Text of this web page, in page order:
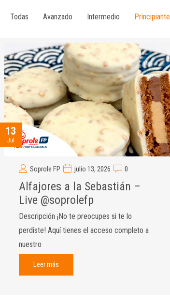
Todas Avanzado Intermedio Principiante
13
Jul
Soprole FP julio 13, 2026 0
Alfajores a la Sebastián –
Live @soprolefp
Descripción ¡No te preocupes si te lo
perdiste! Aquí tienes el acceso completo a
nuestro
Leer más